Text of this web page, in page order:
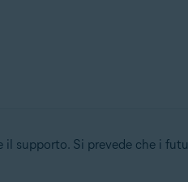
supporto. Si prevede che i